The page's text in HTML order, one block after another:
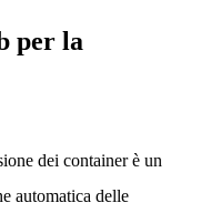
per la
dei container è un
automatica delle